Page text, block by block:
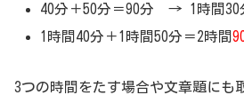
40分＋50分＝90分 → 1時間30
1時間40分＋1時間50分＝2時間
3つの時間をたす場合や文章題にも